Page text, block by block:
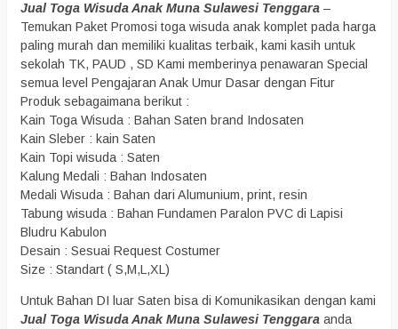
Jual Toga Wisuda Anak Muna Sulawesi Tenggara –
Temukan Paket Promosi toga wisuda anak komplet pada harga
paling murah dan memiliki kualitas terbaik, kami kasih untuk
sekolah TK, PAUD , SD Kami memberinya penawaran Special
semua level Pengajaran Anak Umur Dasar dengan Fitur
Produk sebagaimana berikut :
Kain Toga Wisuda : Bahan Saten brand Indosaten
Kain Sleber : kain Saten
Kain Topi wisuda : Saten
Kalung Medali : Bahan Indosaten
Medali Wisuda : Bahan dari Alumunium, print, resin
Tabung wisuda : Bahan Fundamen Paralon PVC di Lapisi
Bludru Kabulon
Desain : Sesuai Request Costumer
Size : Standart ( S,M,L,XL)
Untuk Bahan DI luar Saten bisa di Komunikasikan dengan kami
Jual Toga Wisuda Anak Muna Sulawesi Tenggara anda